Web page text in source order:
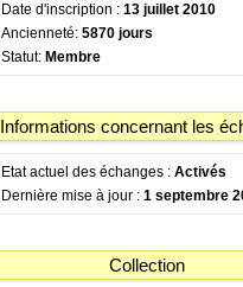
Date d'inscription : 13 juillet 2010
Ancienneté: 5870 jours
Statut: Membre
Informations concernant les
Etat actuel des échanges : Activés
Dernière mise à jour : 1 septembre
Collection